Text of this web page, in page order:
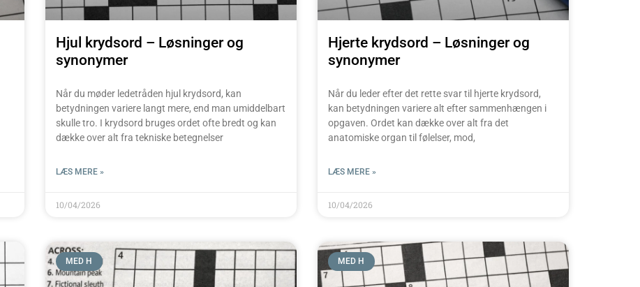
Hjul krydsord – Løsninger og
synonymer
Når du møder ledetråden hjul krydsord, kan
betydningen variere langt mere, end man umiddelbart
skulle tro. I krydsord bruges ordet ofte bredt og kan
dække over alt fra tekniske betegnelser
LÆS MERE »
10/04/2026
Hjerte krydsord – Løsninger og
synonymer
Når du leder efter det rette svar til hjerte krydsord,
kan betydningen variere alt efter sammenhængen i
opgaven. Ordet kan dække over alt fra det
anatomiske organ til følelser, mod,
LÆS MERE »
10/04/2026
MED H MED H